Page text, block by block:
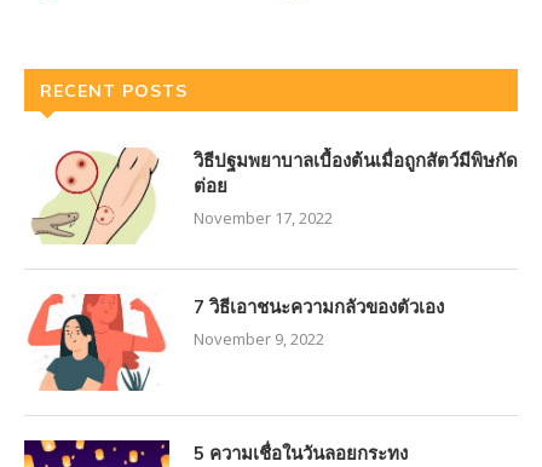
RECENT POSTS
วิธีปฐมพยาบาลเบื้องต้นเมื่อถูกสัตว์มีพิษกัด
ต่อย
November 17, 2022
7 วิธีเอาชนะความกลัวของตัวเอง
November 9, 2022
5 ความเชื่อในวันลอยกระทง